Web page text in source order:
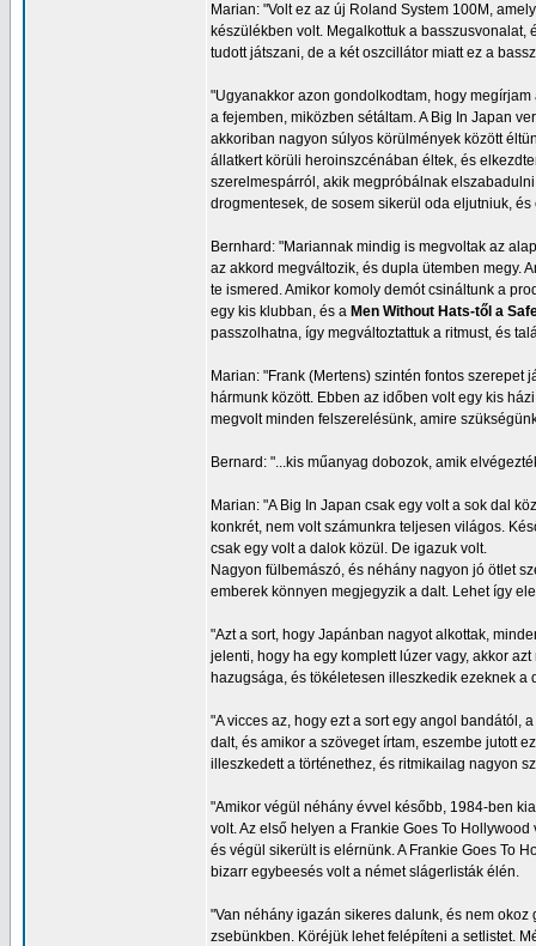
Marian: "Volt ez az új Roland System 100M,
készülékben volt. Megalkottuk a
tudott játszani, de a két oszcillátor miatt ez a
"Ugyanakkor azon gondolkodtam, hogy
a fejemben, miközben sétáltam. A Big In Japan
akkoriban nagyon súlyos körülmények között
állatkert körüli heroinszcénában éltek, és
szerelmespárról, akik megpróbálnak
drogmentesek, de sosem sikerül oda eljutniuk,
Bernhard: "Mariannak mindig is megvoltak az
az akkord megváltozik, és dupla ütemben megy.
te ismered. Amikor komoly demót csináltunk a
egy kis klubban, és a Men Without Hats-től a
passzolhatna, így megváltoztattuk a ritmust, és
Marian: "Frank (Mertens) szintén fontos szerepet
hármunk között. Ebben az időben volt egy kis
megvolt minden felszerelésünk, amire
Bernard: "...kis műanyag dobozok, amik
Marian: "A Big In Japan csak egy volt a sok dal
konkrét, nem volt számunkra teljesen világos.
csak egy volt a dalok közül. De igazuk volt.
Nagyon fülbemászó, és néhány nagyon jó ötlet
emberek könnyen megjegyzik a dalt. Lehet így
"Azt a sort, hogy Japánban nagyot alkottak,
jelenti, hogy ha egy komplett lúzer vagy, akkor
hazugsága, és tökéletesen illeszkedik ezeknek
"A vicces az, hogy ezt a sort egy angol bandától,
dalt, és amikor a szöveget írtam, eszembe jutott
illeszkedett a történethez, és ritmikailag nagyon
"Amikor végül néhány évvel később, 1984-ben
volt. Az első helyen a Frankie Goes To
és végül sikerült is elérnünk. A Frankie Goes To
bizarr egybeesés volt a német slágerlisták élén.
"Van néhány igazán sikeres dalunk, és nem
zsebünkben. Köréjük lehet felépíteni a setlistet.